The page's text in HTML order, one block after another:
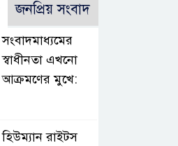
জনপ্রিয় সংবাদ
সংবাদমাধ্যমের
স্বাধীনতা এখনো
আক্রমণের মুখে:
হিউম্যান রাইটস